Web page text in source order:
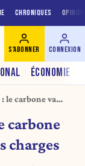
CHRONIQUES
ÉCONOMIE
S'ABONNER CONNEXION
le carbone va
carbone
charges